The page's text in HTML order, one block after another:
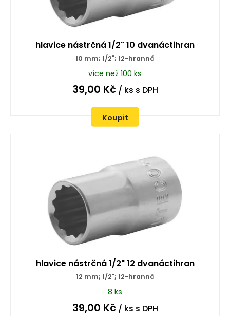
hlavice nástrčná 1/2" 10 dvanáctihran
10 mm; 1/2"; 12-hranná
více než 100 ks
39,00 Kč/ ks s DPH
Koupit
hlavice nástrčná 1/2" 12 dvanáctihran
12 mm; 1/2"; 12-hranná
8 ks
39,00 Kč/ ks s DPH